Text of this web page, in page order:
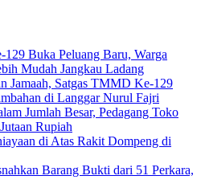
Buka Peluang Baru, Warga
Mudah Jangkau Ladang
Jamaah, Satgas TMMD Ke-129
di Langgar Nurul Fajri
Jumlah Besar, Pedagang Toko
Rupiah
di Atas Rakit Dompeng di
Barang Bukti dari 51 Perkara,